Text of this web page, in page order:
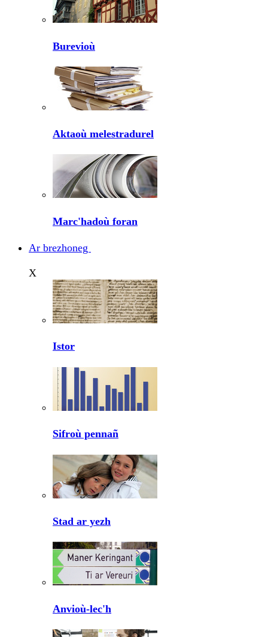
Burevioù
Aktaoù melestradurel
Marc'hadoù foran
Ar brezhoneg
X
Istor
Sifroù pennañ
Stad ar yezh
Anvioù-lec'h